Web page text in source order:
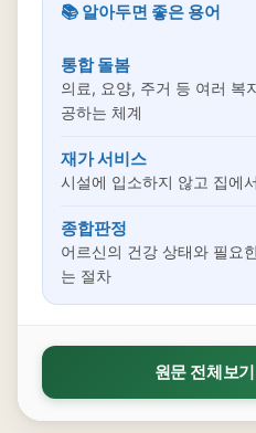
📚 알아두면 좋은 용어
통합 돌봄
의료, 요양, 주거 등 여러 복
공하는 체계
재가 서비스
시설에 입소하지 않고 집에
종합판정
어르신의 건강 상태와 필요
는 절차
원문 전체보기